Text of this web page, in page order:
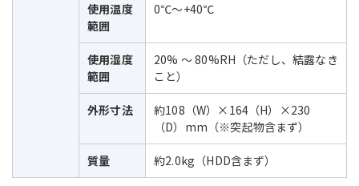
使用温度
範囲
0℃～+40℃
使用湿度
範囲
20% ～ 80%RH（ただし、結露なき
こと）
外形寸法
約108（W）×164（H）×230
（D）mm（※突起物含まず）
質量 約2.0kg（HDD含まず）